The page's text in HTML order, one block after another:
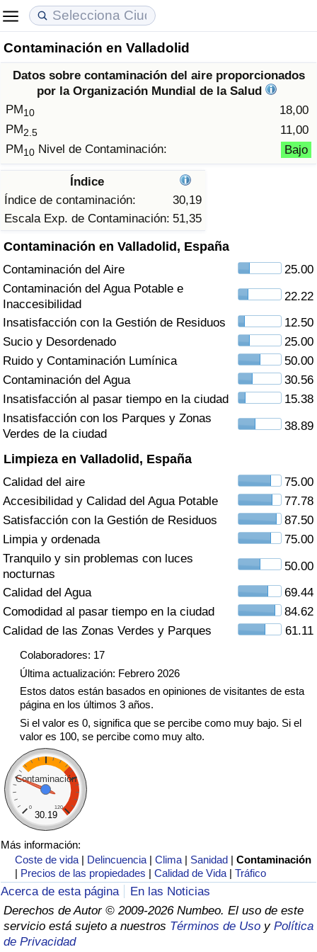
Contaminación en Valladolid
Datos sobre contaminación del aire proporcionados
por la Organización Mundial de la Salud
PM10
18,00
PM2.5
11,00
PM10 Nivel de Contaminación: Bajo
Índice
Índice de contaminación:
30,19
Escala Exp. de Contaminación: 51,35
Contaminación en Valladolid, España
Contaminación del Aire
25.00
Contaminación del Agua Potable e
Inaccesibilidad
22.22
Insatisfacción con la Gestión de Residuos
12.50
Sucio y Desordenado
25.00
Ruido y Contaminación Lumínica
50.00
Contaminación del Agua
30.56
Insatisfacción al pasar tiempo en la ciudad
15.38
Insatisfacción con los Parques y Zonas
Verdes de la ciudad
38.89
Limpieza en Valladolid, España
Calidad del aire
75.00
Accesibilidad y Calidad del Agua Potable
77.78
Satisfacción con la Gestión de Residuos
87.50
Limpia y ordenada
75.00
Tranquilo y sin problemas con luces
nocturnas
50.00
Calidad del Agua
69.44
Comodidad al pasar tiempo en la ciudad
84.62
Calidad de las Zonas Verdes y Parques
61.11
Colaboradores: 17
Última actualización: Febrero 2026
Estos datos están basados en opiniones de visitantes de esta
página en los últimos 3 años.
Si el valor es 0, significa que se percibe como muy bajo. Si el
valor es 100, se percibe como muy alto.
Contaminación
0 120
30.19
Más información:
Coste de vida | Delincuencia |Clima | Sanidad |Contaminación
| Precios de las propiedades |Calidad de Vida |Tráfico
Acerca de esta página
En las Noticias
Derechos de Autor © 2009-2026 Numbeo. El uso de este
servicio está sujeto a nuestros Términos de Uso y Política
de Privacidad
Coste de vida
Índice de Costo de Vida (Actual)
Índice de Costo de Vida
en aqaba
Precios de las propiedades
Índice de Precios de Inmuebles (Actual)
Índice de Precios de Inmuebles
Calidad de Vida
Índice de Calidad de Vida
Índice de Calidad de Vida (Actual)
Delincuencia
Calificación del Índice de Criminalidad
(Actual)
Índice de Criminalidad
Índice de criminalidad por país
Sanidad
Índice de Sanidad (Actual)
Índice de Sanidad
Índice de Sanidad por País
Contaminación
Índice de Contaminación (Actual)
Índice de contaminación
Índice de Contaminación por País
Tráfico
Índice de Tráfico
Índice de Tráfico (Actual)
Índice de Tráfico por País